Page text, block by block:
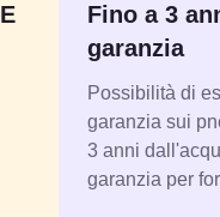
Fino a 3
garanzia
Possibilità di
garanzia sui
3 anni
garanzia per